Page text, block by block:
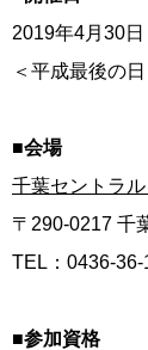
2019年4月30
＜平成最後の日
■会場
千葉セントラ
〒290-0217 千
TEL：0436-36-
■参加資格